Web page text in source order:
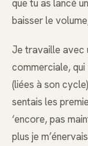
que tu as lancé
baisser le
Je travaille avec
commerciale,
(liées à son
sentais les
‘encore, pas
plus je